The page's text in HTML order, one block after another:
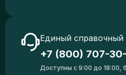
Единый справочный
+7 (800) 707-
Доступны с 9:00 до 18:00,